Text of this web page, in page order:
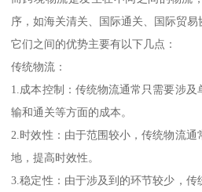
序，如海关清关、国际通关、国际贸易
它们之间的优势主要有以下几点：
传统物流：
1.成本控制：传统物流通常只需要涉
输和通关等方面的成本。
2.时效性：由于范围较小，传统物流
地，提高时效性。
3.稳定性：由于涉及到的环节较少，